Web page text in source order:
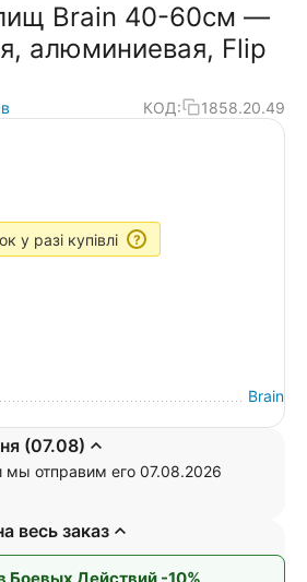
Brain 40-60см —
алюминиевая, Flip
КОД: 1858.20.49
у разі купівлі ?
Brain
(07.08)
отправим его 07.08.2026
весь заказ
Боевых Действий -10%